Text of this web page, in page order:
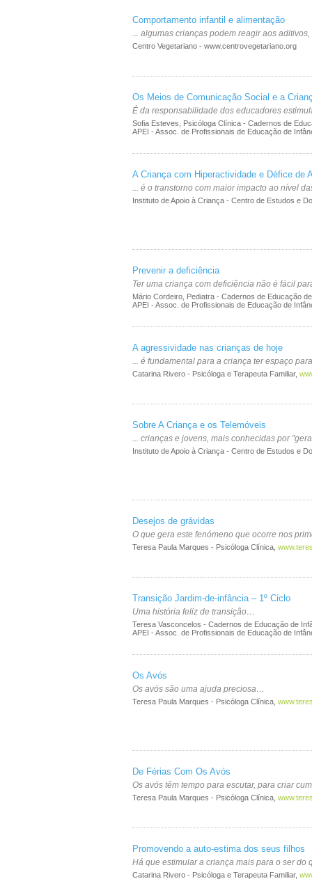
Comportamento infantil e alimentação
... algumas crianças podem reagir aos
Centro Vegetariano - www.centrovegetariano.org
Os Meios de Comunicação Social e a
É da responsabilidade dos educadores
Sofia Esteves, Psicóloga Clínica - Cadernos de
APEI - Assoc. de Profissionais de Educação de
A Criança com Hiperactividade e Défice de
... é o transtorno com maior impacto ao nível
Instituto de Apoio à Criança - Centro de Estudos e
Prevenir a deficiência
Ter uma criança com deficiência não é fácil
Mário Cordeiro, Pediatra - Cadernos de Educação
APEI - Assoc. de Profissionais de Educação de
A agressividade nas crianças de hoje
... é fundamental para a criança ter espaço
Catarina Rivero - Psicóloga e Terapeuta Familiar,
Sobre A Criança e os Telemóveis
... crianças e jovens, mais conhecidas por
Instituto de Apoio à Criança - Centro de Estudos e
Desejos de grávidas
O que gera este fenómeno que ocorre nos
Teresa Paula Marques - Psicóloga Clínica,
Transição Jardim-de-infância – 1º Ciclo
Uma história feliz de transição…
Teresa Vasconcelos - Cadernos de Educação de
APEI - Assoc. de Profissionais de Educação de
Os Avós
Os avós são uma ajuda preciosa…
Teresa Paula Marques - Psicóloga Clínica,
De Férias Com Os Avós
Os avós têm tempo para escutar, para criar
Teresa Paula Marques - Psicóloga Clínica,
Promovendo a auto-estima dos seus filhos
Há que estimular a criança mais para o ser do
Catarina Rivero - Psicóloga e Terapeuta Familiar,